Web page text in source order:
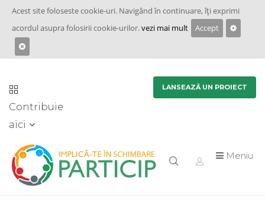
Acest site foloseste cookie-uri. Navigând în continuare, îţi exprimi
acordul asupra folosirii cookie-urilor.vezi mai mult Accept
Contribuie
aici
LANSEAZĂ UN PROIECT
Meniu